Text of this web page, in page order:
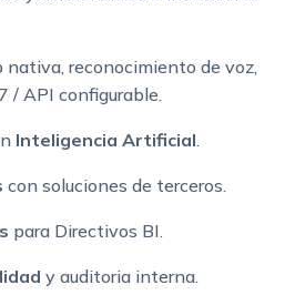
nativa, reconocimiento de voz,
/ API configurable.
Inteligencia Artificial
con soluciones de terceros.
para Directivos BI.
y auditoria interna.